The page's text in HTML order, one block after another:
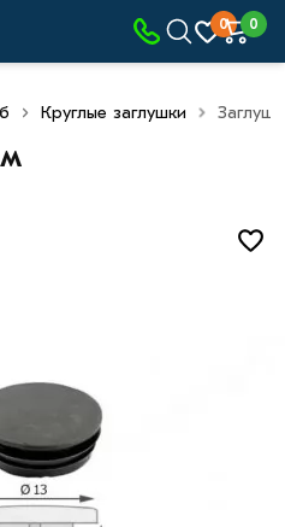
0 0
Круглые заглушки